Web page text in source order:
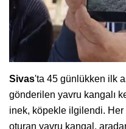
Sivas'ta 45 günlükken ilk
gönderilen yavru kangalı
inek, köpekle ilgilendi.
oturan yavru kangal,